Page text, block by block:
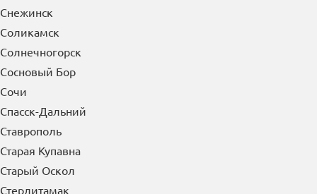
Сергиев Посад
Серов
Серпухов
Сибай
Симферополь
Славянск-на-Кубани
Смоленск
Снежинск
Соликамск
Солнечногорск